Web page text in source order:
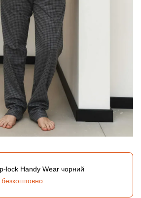
lock Handy Wear чорний
безкоштовно